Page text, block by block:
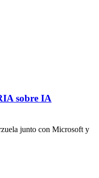
sobre IA
junto con Microsoft y